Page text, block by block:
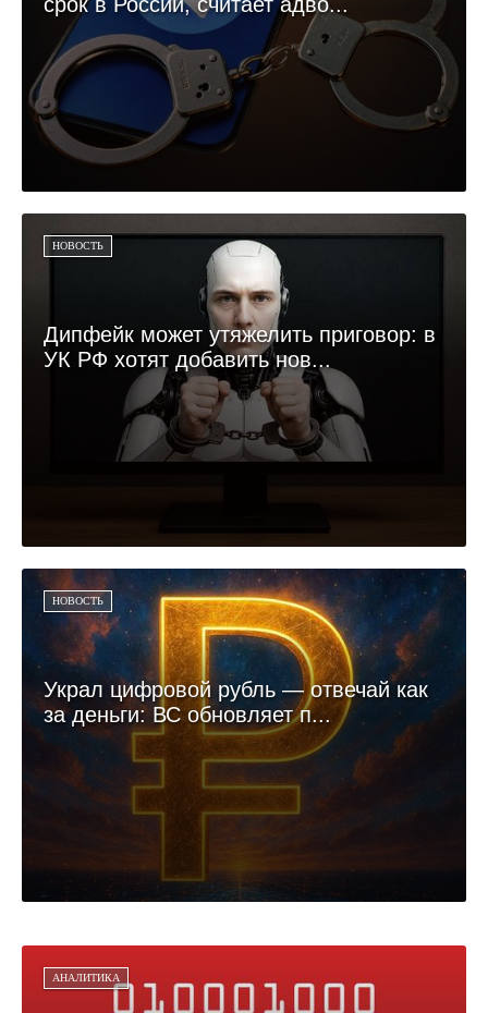
НОВОСТЬ
Дипфейк может утяжелить приговор: в
УК РФ хотят добавить нов...
НОВОСТЬ
Украл цифровой рубль — отвечай как
за деньги: ВС обновляет п...
АНАЛИТИКА